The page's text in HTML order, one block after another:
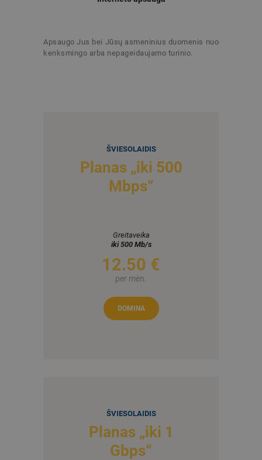
Apsaugo Jus bei Jūsų asmeninius duomenis nuo
kenksmingo arba nepageidaujamo turinio.
ŠVIESOLAIDIS
Planas „iki 500
Mbps“
Greitaveika
iki 500 Mb/s
12 50 €
per mėn.
DOMINA
ŠVIESOLAIDIS
Planas „iki 1
Gbps“